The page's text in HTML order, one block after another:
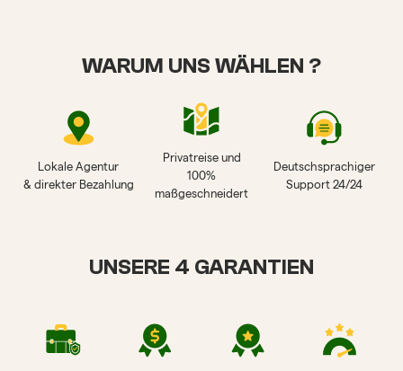
WARUM UNS WÄHLEN ?
Lokale Agentur
& direkter Bezahlung
Privatreise und
100%
maßgeschneidert
Deutschsprachiger
Support 24/24
UNSERE 4 GARANTIEN